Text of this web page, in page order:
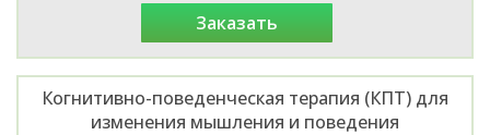
заказать
Когнитивно-поведенческая терапия (КПТ) для
изменения мышления и поведения